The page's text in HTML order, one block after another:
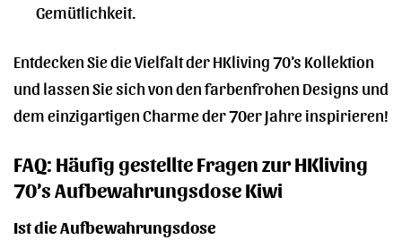
Gemütlichkeit.
Entdecken Sie die Vielfalt der HKliving 70’s Kollektion
und lassen Sie sich von den farbenfrohen Designs und
dem einzigartigen Charme der 70er Jahre inspirieren!
FAQ: Häufig gestellte Fragen zur HKliving
70’s Aufbewahrungsdose Kiwi
Ist die Aufbewahrungsdose